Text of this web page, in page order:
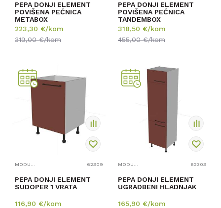
PEPA DONJI ELEMENT
POVIŠENA PEĆNICA
METABOX
223,30 €/kom
319,00€/kom
PEPA DONJI ELEMENT
POVIŠENA PEĆNICA
TANDEMBOX
318,50 €/kom
455,00€/kom
62309
PEPA DONJI ELEMENT
SUDOPER 1 VRATA
116,90 €/kom
62303
PEPA DONJI ELEMENT
UGRADBENI HLADNJAK
165,90 €/kom